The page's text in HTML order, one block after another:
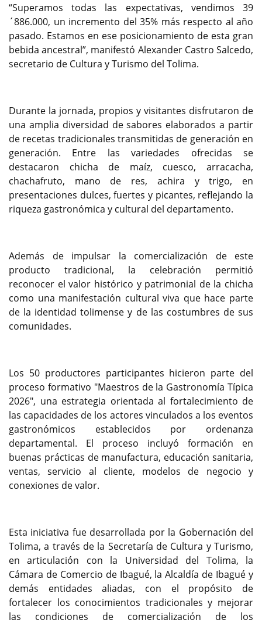
“Superamos todas las expectativas, vendimos 39
´886.000, un incremento del 35% más respecto al año
pasado. Estamos en ese posicionamiento de esta gran
bebida ancestral”, manifestó Alexander Castro Salcedo,
secretario de Cultura y Turismo del Tolima.
Durante la jornada, propios y visitantes disfrutaron de
una amplia diversidad de sabores elaborados a partir
de recetas tradicionales transmitidas de generación en
generación. Entre las variedades ofrecidas se
destacaron chicha de maíz, cuesco, arracacha,
chachafruto, mano de res, achira y trigo, en
presentaciones dulces, fuertes y picantes, reflejando la
riqueza gastronómica y cultural del departamento.
Además de impulsar la comercialización de este
producto tradicional, la celebración permitió
reconocer el valor histórico y patrimonial de la chicha
como una manifestación cultural viva que hace parte
de la identidad tolimense y de las costumbres de sus
comunidades.
Los 50 productores participantes hicieron parte del
proceso formativo "Maestros de la Gastronomía Típica
2026", una estrategia orientada al fortalecimiento de
las capacidades de los actores vinculados a los eventos
gastronómicos establecidos por ordenanza
departamental. El proceso incluyó formación en
buenas prácticas de manufactura, educación sanitaria,
ventas, servicio al cliente, modelos de negocio y
conexiones de valor.
Esta iniciativa fue desarrollada por la Gobernación del
Tolima, a través de la Secretaría de Cultura y Turismo,
en articulación con la Universidad del Tolima, la
Cámara de Comercio de Ibagué, la Alcaldía de Ibagué y
demás entidades aliadas, con el propósito de
fortalecer los conocimientos tradicionales y mejorar
las condiciones de comercialización de los